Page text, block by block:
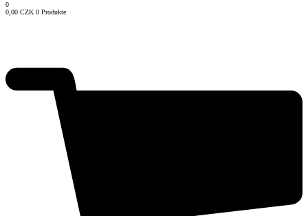
0
0,00 CZK 0 Produkte